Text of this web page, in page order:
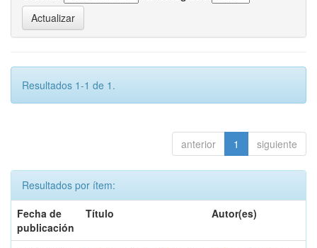
Resultados 1-1 de 1.
anterior 1 siguiente
Resultados por ítem:
Fecha de
publicación
Título Autor(es)